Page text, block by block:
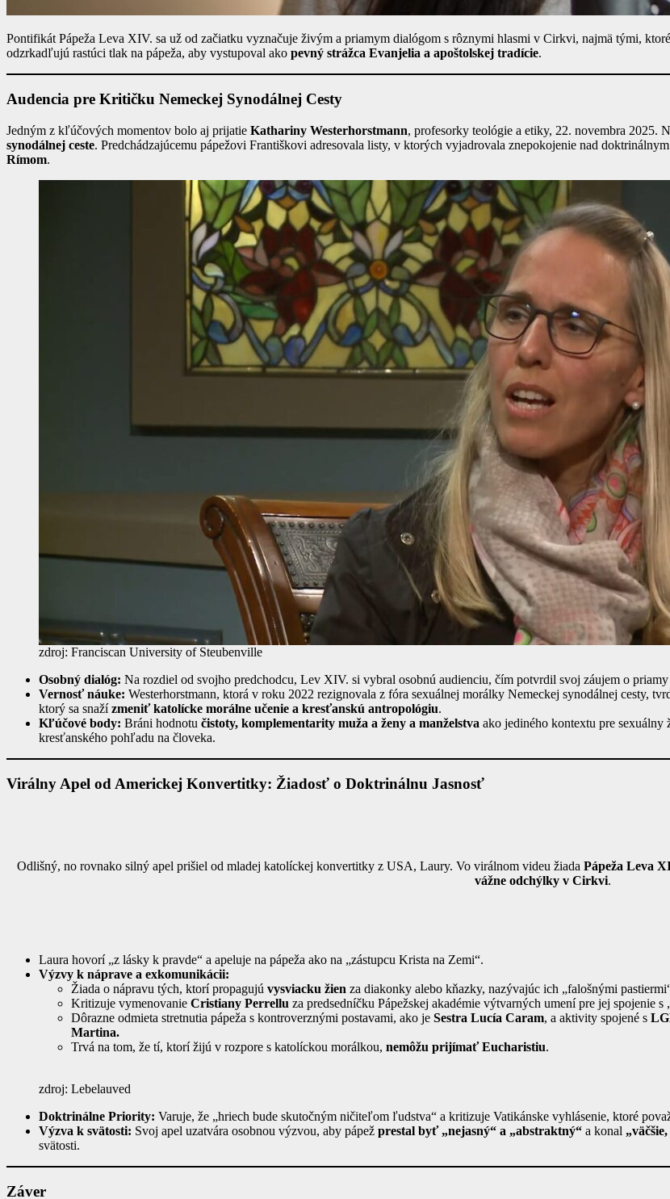
Pontifikát Pápeža Leva XIV. sa už od začiatku vyznačuje živým a priamym dialógom s rôznymi hlasmi v Cirkvi, najmä tými,
odzrkadľujú rastúci tlak na pápeža, aby vystupoval ako pevný strážca Evanjelia a apoštolskej tradície.
Audencia pre Kritičku Nemeckej Synodálnej Cesty
Jedným z kľúčových momentov bolo aj prijatie Kathariny Westerhorstmann, profesorky teológie a etiky, 22. novembra 2025.
synodálnej ceste. Predchádzajúcemu pápežovi Františkovi adresovala listy, v ktorých vyjadrovala znepokojenie nad
Rímom.
zdroj: Franciscan University of Steubenville
Osobný dialóg: Na rozdiel od svojho predchodcu, Lev XIV. si vybral osobnú audienciu, čím potvrdil svoj záujem o
Vernosť náuke: Westerhorstmann, ktorá v roku 2022 rezignovala z fóra sexuálnej morálky Nemeckej synodálnej cesty,
ktorý sa snažízmeniť katolícke morálne učenie a kresťanskú antropológiu.
Kľúčové body: Bráni hodnotu čistoty, komplementarity muža a ženy a manželstva ako jediného kontextu pre sexuálny
kresťanského pohľadu na človeka.
Virálny Apel od Americkej Konvertitky: Žiadosť o Doktrinálnu Jasnosť
Odlišný, no rovnako silný apel prišiel od mladej katolíckej konvertitky z USA, Laury. Vo virálnom videu žiada Pápeža Leva
vážne odchýlky v Cirkvi.
Laura hovorí „z lásky k pravde“ a apeluje na pápeža ako na „zástupcu Krista na Zemi“.
Výzvy k náprave a exkomunikácii:
Žiada o nápravu tých, ktorí propagujú vysviacku žien za diakonky alebo kňazky, nazývajúc ich „falošnými
Kritizuje vymenovanie Cristiany Perrellu za predsedníčku Pápežskej akadémie výtvarných umení pre jej spojenie
Dôrazne odmieta stretnutia pápeža s kontroverznými postavami, ako je Sestra Lucía Caram, a aktivity spojené s
Martina.
Trvá na tom, že tí, ktorí žijú v rozpore s katolíckou morálkou, nemôžu prijímať Eucharistiu.
zdroj: Lebelauved
Doktrinálne Priority: Varuje, že „hriech bude skutočným ničiteľom ľudstva“ a kritizuje Vatikánske vyhlásenie, ktoré
Výzva k svätosti: Svoj apel uzatvára osobnou výzvou, aby pápež prestal byť „nejasný“ a „abstraktný“ a konal
svätosti.
Záver